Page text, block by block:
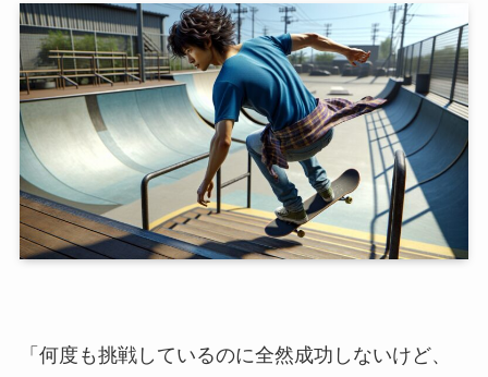
「何度も挑戦しているのに全然成功しないけど、